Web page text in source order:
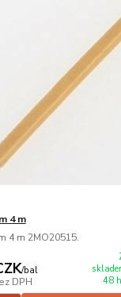
4 m
4 m 2MO20515.
/bal
DPH
48